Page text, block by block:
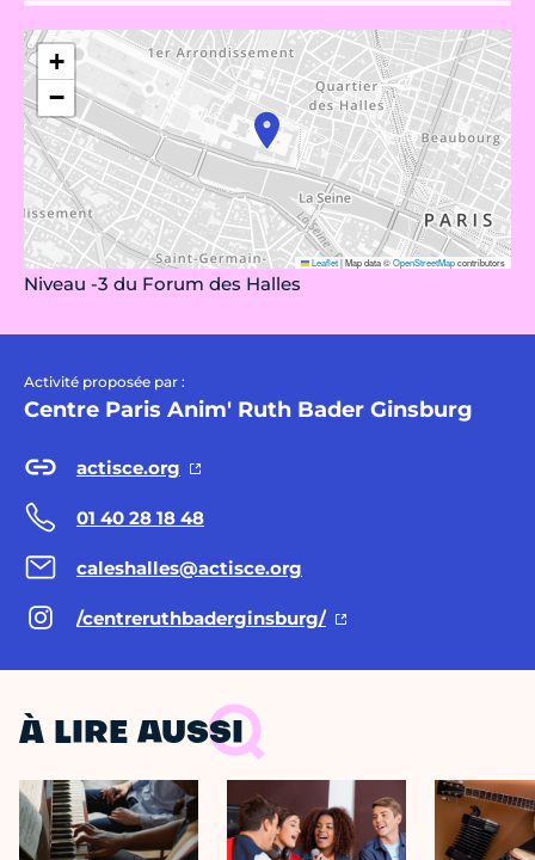
+
−
Leaflet|Map data ©OpenStreetMapcontributors
Niveau -3 du Forum des Halles
Activité proposée par :
Centre Paris Anim' Ruth Bader Ginsburg
actisce.org
01 40 28 18 48
caleshalles@actisce.org
/centreruthbaderginsburg/
À LIRE AUSSI